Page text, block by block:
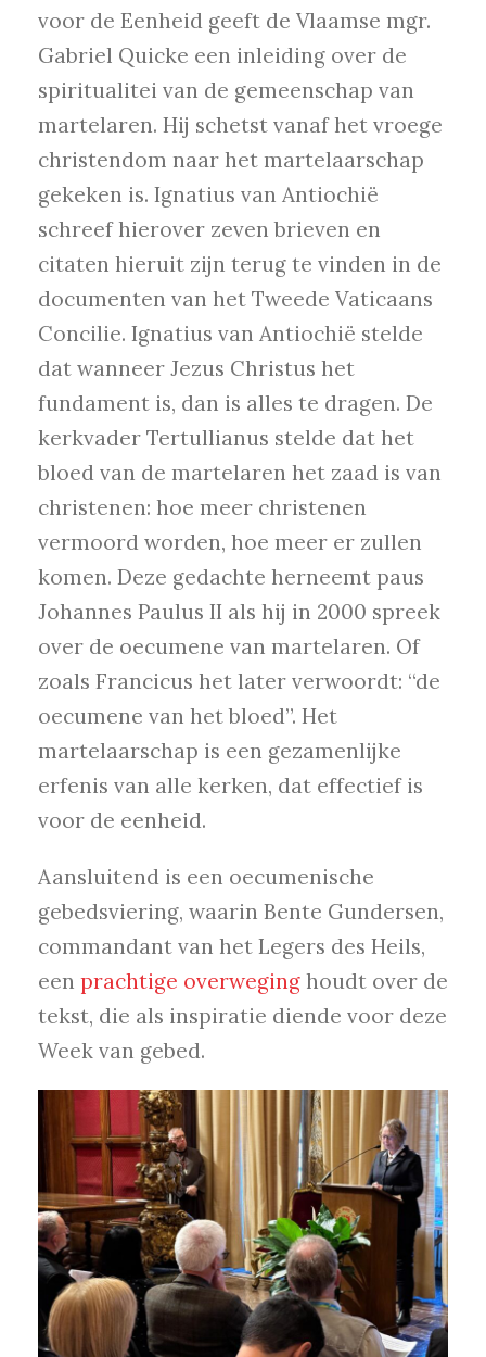
voor de Eenheid geeft de Vlaamse mgr.
Gabriel Quicke een inleiding over de
spiritualitei van de gemeenschap van
martelaren. Hij schetst vanaf het vroege
christendom naar het martelaarschap
gekeken is. Ignatius van Antiochië
schreef hierover zeven brieven en
citaten hieruit zijn terug te vinden in de
documenten van het Tweede Vaticaans
Concilie. Ignatius van Antiochië stelde
dat wanneer Jezus Christus het
fundament is, dan is alles te dragen. De
kerkvader Tertullianus stelde dat het
bloed van de martelaren het zaad is van
christenen: hoe meer christenen
vermoord worden, hoe meer er zullen
komen. Deze gedachte herneemt paus
Johannes Paulus II als hij in 2000 spreek
over de oecumene van martelaren. Of
zoals Francicus het later verwoordt: “de
oecumene van het bloed”. Het
martelaarschap is een gezamenlijke
erfenis van alle kerken, dat effectief is
voor de eenheid.
Aansluitend is een oecumenische
gebedsviering, waarin Bente Gundersen,
commandant van het Legers des Heils,
een prachtige overweging houdt over de
tekst, die als inspiratie diende voor deze
Week van gebed.